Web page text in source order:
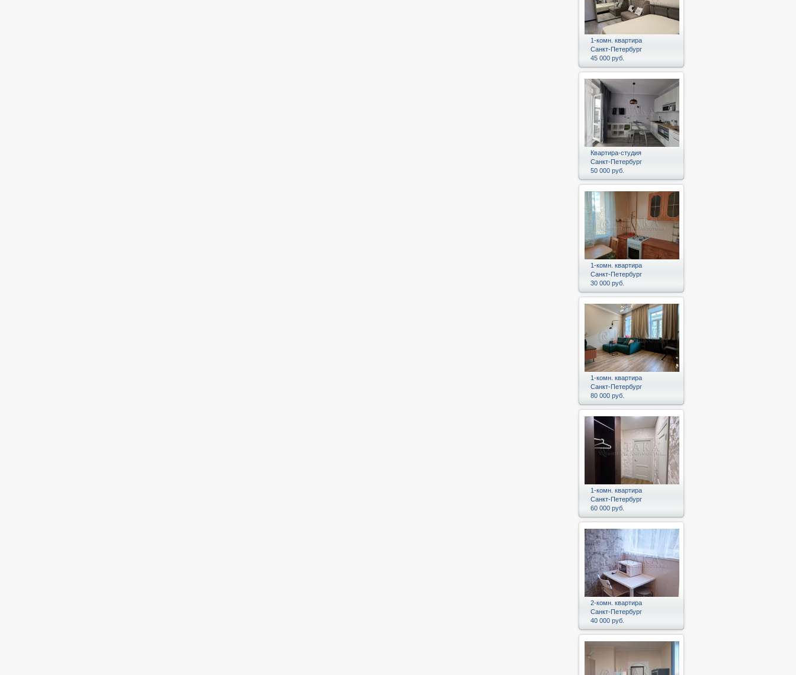
1-комн. квартира
Санкт-Петербург
45 000 руб.
Квартира-студия
Санкт-Петербург
50 000 руб.
1-комн. квартира
Санкт-Петербург
30 000 руб.
1-комн. квартира
Санкт-Петербург
80 000 руб.
1-комн. квартира
Санкт-Петербург
60 000 руб.
2-комн. квартира
Санкт-Петербург
40 000 руб.